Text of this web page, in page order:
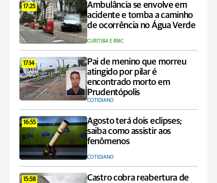
17:25
Ambulância se envolve em
acidente e tomba a caminho
de ocorrência no Água Verde
CURITIBA E RMC
17:14
Pai de menino que morreu
atingido por pilar é
encontrado morto em
Prudentópolis
COTIDIANO
16:55
Agosto terá dois eclipses;
saiba como assistir aos
fenômenos
COTIDIANO
15:58 Castro cobra reabertura de